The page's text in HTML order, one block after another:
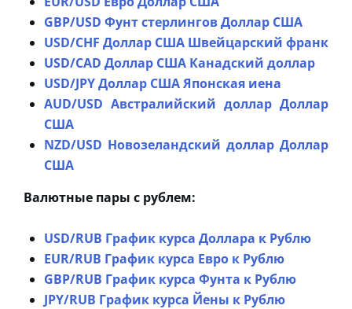
GBP/USD Фунт стерлингов Доллар США
USD/CHF Доллар США Швейцарский франк
USD/CAD Доллар США Канадский доллар
USD/JPY Доллар США Японская иена
AUD/USD Австралийский доллар Доллар
США
NZD/USD Новозеландский доллар Доллар
США
Валютные пары с рублем:
USD/RUB График курса Доллара к Рублю
EUR/RUB График курса Евро к Рублю
GBP/RUB График курса Фунта к Рублю
JPY/RUB График курса Йены к Рублю